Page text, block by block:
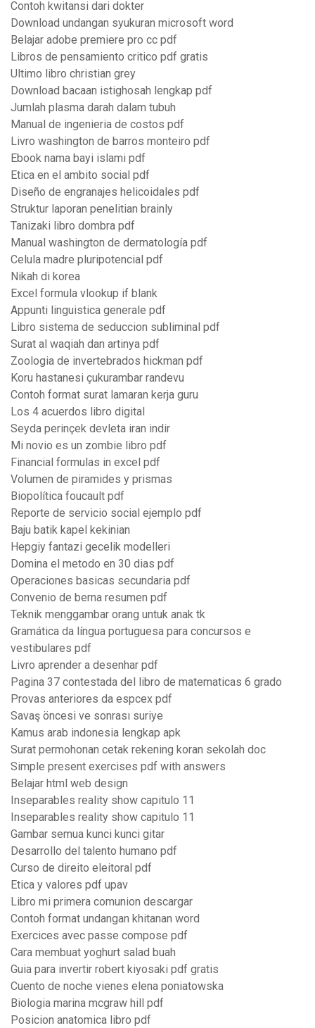
Contoh kwitansi dari dokter
Download undangan syukuran microsoft word
Belajar adobe premiere pro cc pdf
Libros de pensamiento critico pdf gratis
Ultimo libro christian grey
Download bacaan istighosah lengkap pdf
Jumlah plasma darah dalam tubuh
Manual de ingenieria de costos pdf
Livro washington de barros monteiro pdf
Ebook nama bayi islami pdf
Etica en el ambito social pdf
Diseño de engranajes helicoidales pdf
Struktur laporan penelitian brainly
Tanizaki libro dombra pdf
Manual washington de dermatología pdf
Celula madre pluripotencial pdf
Nikah di korea
Excel formula vlookup if blank
Appunti linguistica generale pdf
Libro sistema de seduccion subliminal pdf
Surat al waqiah dan artinya pdf
Zoologia de invertebrados hickman pdf
Koru hastanesi çukurambar randevu
Contoh format surat lamaran kerja guru
Los 4 acuerdos libro digital
Seyda perinçek devleta iran indir
Mi novio es un zombie libro pdf
Financial formulas in excel pdf
Volumen de piramides y prismas
Biopolítica foucault pdf
Reporte de servicio social ejemplo pdf
Baju batik kapel kekinian
Hepgiy fantazi gecelik modelleri
Domina el metodo en 30 dias pdf
Operaciones basicas secundaria pdf
Convenio de berna resumen pdf
Teknik menggambar orang untuk anak tk
Gramática da língua portuguesa para concursos e
vestibulares pdf
Livro aprender a desenhar pdf
Pagina 37 contestada del libro de matematicas 6 grado
Provas anteriores da espcex pdf
Savaş öncesi ve sonrası suriye
Kamus arab indonesia lengkap apk
Surat permohonan cetak rekening koran sekolah doc
Simple present exercises pdf with answers
Belajar html web design
Inseparables reality show capitulo 11
Inseparables reality show capitulo 11
Gambar semua kunci kunci gitar
Desarrollo del talento humano pdf
Curso de direito eleitoral pdf
Etica y valores pdf upav
Libro mi primera comunion descargar
Contoh format undangan khitanan word
Exercices avec passe compose pdf
Cara membuat yoghurt salad buah
Guia para invertir robert kiyosaki pdf gratis
Cuento de noche vienes elena poniatowska
Biologia marina mcgraw hill pdf
Posicion anatomica libro pdf